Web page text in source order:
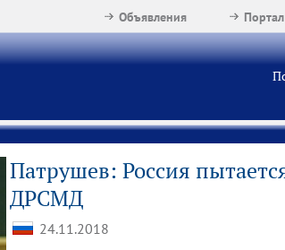
Портал
Объявления
Патрушев: Россия
ДРСМД
24.11.2018